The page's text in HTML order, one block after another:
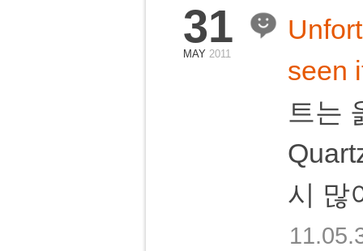
31
MAY 2011
seen
트는
시 많